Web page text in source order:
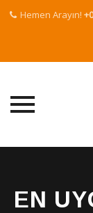
Hemen Arayın!
EN